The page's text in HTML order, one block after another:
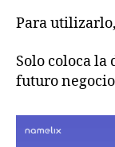
Para
Solo coloca la
futuro